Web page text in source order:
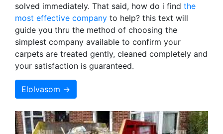
solved immediately. That said, how do i find the
most effective company to help? this text will
guide you thru the method of choosing the
simplest company available to confirm your
carpets are treated gently, cleaned completely and
your satisfaction is guaranteed.
Elolvasom →